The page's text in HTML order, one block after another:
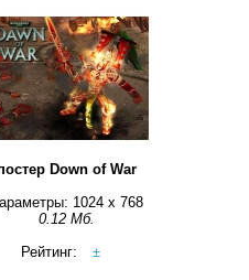
Down of War
1024 x 768
0.12 Мб.
Рейтинг:
±